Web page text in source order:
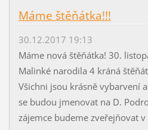
Máme štěňátka!!!
30.12.2017 19:13
Máme nová štěňátka! 30.
Malinké narodila 4 kráná
Všichni jsou krásně vybarvení
se budou jmenovat na D.
zájemce budeme zveřejňovat